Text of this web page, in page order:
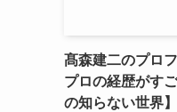
髙森建二のプロ
プロの経歴がす
の知らない世界】